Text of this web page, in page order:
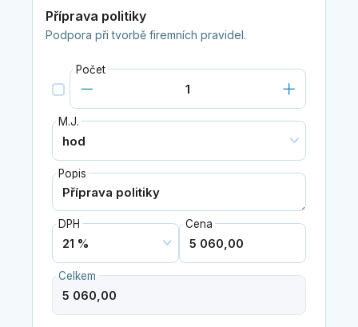
Příprava politiky
Podpora při tvorbě firemních pravidel.
Počet
M.J.
Popis
DPH Cena
Celkem